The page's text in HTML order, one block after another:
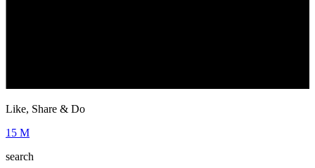
Like, Share & Do
15 M
search